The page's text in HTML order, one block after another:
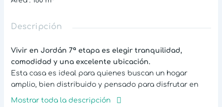
Descripción
Vivir en Jordán 7ª etapa es elegir tranquilidad,
comodidad y una excelente ubicación.
Esta casa es ideal para quienes buscan un hogar
amplio, bien distribuido y pensado para disfrutar en
familia. Sus espacios brindan confort, iluminación
Mostrar toda la descripción